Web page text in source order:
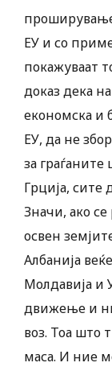
ЕУ и со
покажуваат
доказ дека
економска и
ЕУ, да не
за
Грција, сите
Значи, ако
освен
Албанија
Молдавија и
движење и
воз. Тоа што
маса. И ние